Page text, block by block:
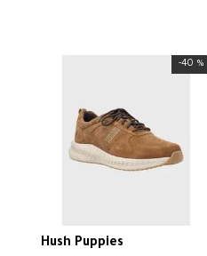
-40 %
Hush Puppies